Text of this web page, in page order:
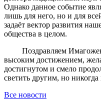
Однако данное событие
лишь для него, но и для
задаёт вектор развития
общества в целом.
Поздравляем
высоким достижением,
достигнутом и смело
светить другим, но никогда
Все новости